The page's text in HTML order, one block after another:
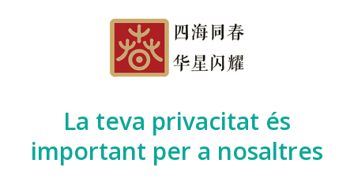
La teva privacitat és
important per a nosaltres
El seu contingut està protegit per la legislació vigent de propietat
intel·lectual, quedant expressament prohibida la seva reproducció
(total o parcial), còpia o emmagatzematge sense autorització
Any Nou Xinès amb Barcelona 2025no assumeix responsabilitat
alguna derivada de la informació d'aquesta Web i es reserva el dret
exclusiu de modificar i/o suprimir al seu arbitri i sense previ avís, la